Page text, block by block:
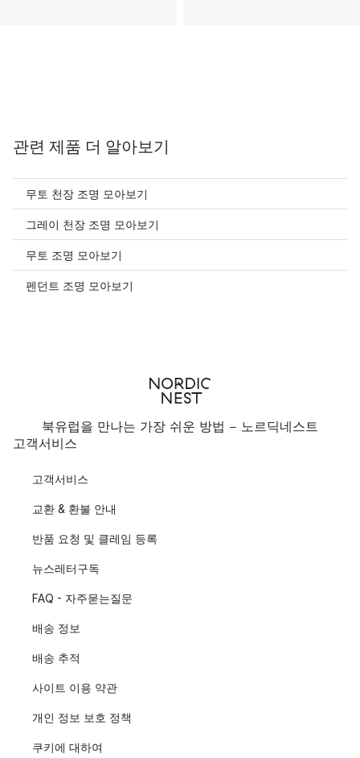
관련 제품 더 알아보기
무토 천장 조명 모아보기
그레이 천장 조명 모아보기
무토 조명 모아보기
펜던트 조명 모아보기
북유럽을 만나는 가장 쉬운 방법 - 노르딕네스트
고객서비스
고객서비스
교환 & 환불 안내
반품 요청 및 클레임 등록
뉴스레터구독
FAQ - 자주묻는질문
배송 정보
배송 추적
사이트 이용 약관
개인 정보 보호 정책
쿠키에 대하여